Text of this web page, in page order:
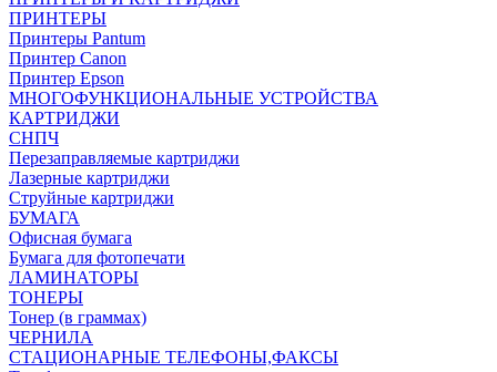
ПРИНТЕРЫ
Принтеры Pantum
Принтер Canon
Принтер Epson
МНОГОФУНКЦИОНАЛЬНЫЕ УСТРОЙСТВА
КАРТРИДЖИ
СНПЧ
Перезаправляемые картриджи
Лазерные картриджи
Струйные картриджи
БУМАГА
Офисная бумага
Бумага для фотопечати
ЛАМИНАТОРЫ
ТОНЕРЫ
Тонер (в граммах)
ЧЕРНИЛА
СТАЦИОНАРНЫЕ ТЕЛЕФОНЫ,ФАКСЫ